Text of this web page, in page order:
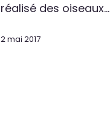
réalisé des oiseaux…
2 mai 2017